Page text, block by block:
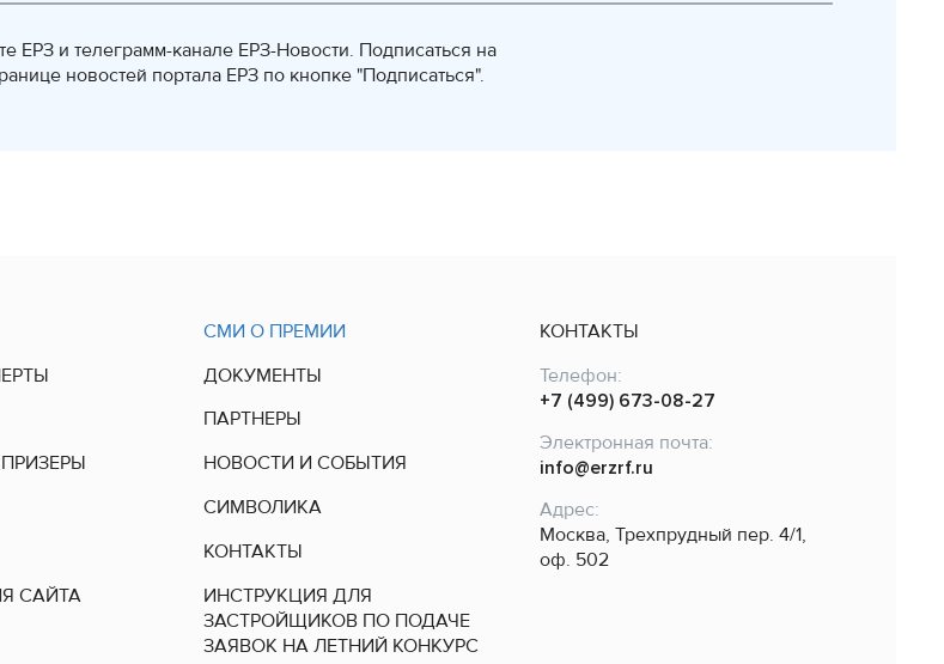
и телеграмм-канале ЕРЗ-Новости. Подписаться на
новостей портала ЕРЗ по кнопке "Подписаться".
САЙТА
СМИ О ПРЕМИИ
ДОКУМЕНТЫ
ПАРТНЕРЫ
НОВОСТИ И СОБЫТИЯ
СИМВОЛИКА
КОНТАКТЫ
ИНСТРУКЦИЯ ДЛЯ
ЗАСТРОЙЩИКОВ ПО ПОДАЧЕ
ЗАЯВОК НА ЛЕТНИЙ КОНКУРС
КОНТАКТЫ
Телефон:
+7 (499) 673-08-27
Электронная почта:
info@erzrf.ru
Адрес:
Москва, Трехпрудный пер. 4/1,
оф. 502